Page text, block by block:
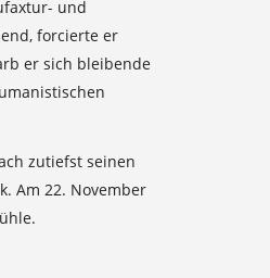
und
forcierte er
er sich bleibende
zutiefst seinen
Am 22. November